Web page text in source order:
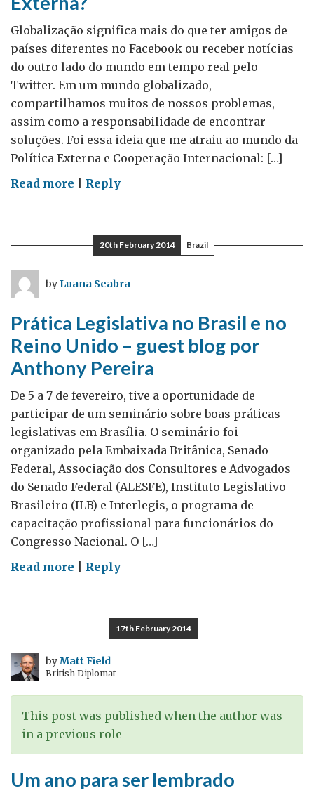
Globalização significa mais do que ter amigos de
países diferentes no Facebook ou receber notícias
do outro lado do mundo em tempo real pelo
Twitter. Em um mundo globalizado,
compartilhamos muitos de nossos problemas,
assim como a responsabilidade de encontrar
soluções. Foi essa ideia que me atraiu ao mundo da
Política Externa e Cooperação Internacional: […]
Read more on
Política
Reply
20th February 2014 Brazil
by Luana Seabra
Prática Legislativa no Brasil e no
Reino Unido – guest blog por
Anthony Pereira
De 5 a 7 de fevereiro, tive a oportunidade de
participar de um seminário sobre boas práticas
legislativas em Brasília. O seminário foi
organizado pela Embaixada Britânica, Senado
Federal, Associação dos Consultores e Advogados
do Senado Federal (ALESFE), Instituto Legislativo
Brasileiro (ILB) e Interlegis, o programa de
capacitação profissional para funcionários do
Congresso Nacional. O […]
Read more on
Brasil
e
no
Reino
Unido
–
por
Reply
17th February 2014
byMatt Field
British Diplomat
This post was published when the author was
in a previous role
Um ano para ser lembrado